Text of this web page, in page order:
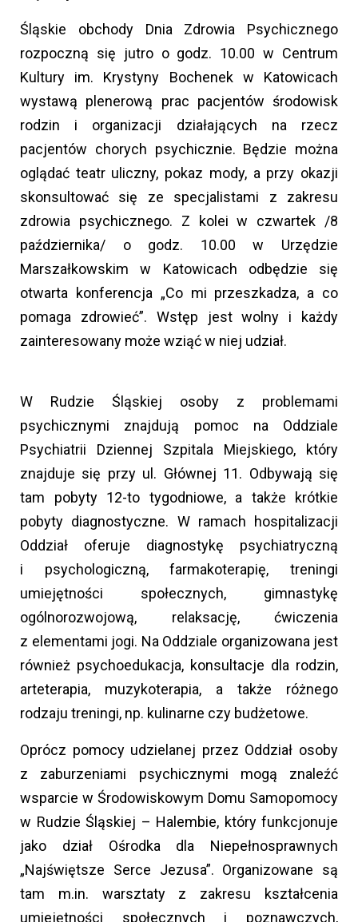
Śląskie obchody Dnia Zdrowia Psychicznego
rozpoczną się jutro o godz. 10.00 w Centrum
Kultury im. Krystyny Bochenek w Katowicach
wystawą plenerową prac pacjentów środowisk
rodzin i organizacji działających na rzecz
pacjentów chorych psychicznie. Będzie można
oglądać teatr uliczny, pokaz mody, a przy okazji
skonsultować się ze specjalistami z zakresu
zdrowia psychicznego. Z kolei w czwartek /8
października/ o godz. 10.00 w Urzędzie
Marszałkowskim w Katowicach odbędzie się
otwarta konferencja „Co mi przeszkadza, a co
pomaga zdrowieć”. Wstęp jest wolny i każdy
zainteresowany może wziąć w niej udział.
W Rudzie Śląskiej osoby z problemami
psychicznymi znajdują pomoc na Oddziale
Psychiatrii Dziennej Szpitala Miejskiego, który
znajduje się przy ul. Głównej 11. Odbywają się
tam pobyty 12-to tygodniowe, a także krótkie
pobyty diagnostyczne. W ramach hospitalizacji
Oddział oferuje diagnostykę psychiatryczną
i psychologiczną, farmakoterapię, treningi
umiejętności społecznych, gimnastykę
ogólnorozwojową, relaksację, ćwiczenia
z elementami jogi. Na Oddziale organizowana jest
również psychoedukacja, konsultacje dla rodzin,
arteterapia, muzykoterapia, a także różnego
rodzaju treningi, np. kulinarne czy budżetowe.
Oprócz pomocy udzielanej przez Oddział osoby
z zaburzeniami psychicznymi mogą znaleźć
wsparcie w Środowiskowym Domu Samopomocy
w Rudzie Śląskiej – Halembie, który funkcjonuje
jako dział Ośrodka dla Niepełnosprawnych
„Najświętsze Serce Jezusa”. Organizowane są
tam m.in. warsztaty z zakresu kształcenia
umiejętności społecznych i poznawczych,